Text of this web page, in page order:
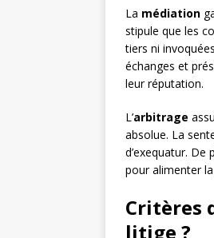
La médiation
stipule que les
tiers ni
échanges et
leur réputation.
L’arbitrage
absolue. La
d’exequatur.
pour alimenter
Critères
litige ?